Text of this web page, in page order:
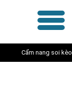
Cẩm nang soi kèo